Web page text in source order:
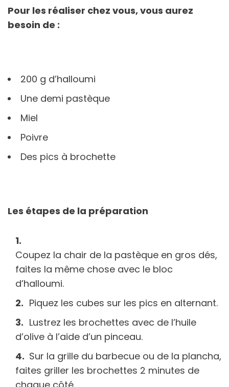
Pour les réaliser chez vous, vous aurez
besoin de :
200 g d’halloumi
Une demi pastèque
Miel
Poivre
Des pics à brochette
Les étapes de la préparation
Coupez la chair de la pastèque en gros dés,
faites la même chose avec le bloc
d’halloumi.
Piquez les cubes sur les pics en alternant.
Lustrez les brochettes avec de l’huile
d’olive à l’aide d’un pinceau.
Sur la grille du barbecue ou de la plancha,
faites griller les brochettes 2 minutes de